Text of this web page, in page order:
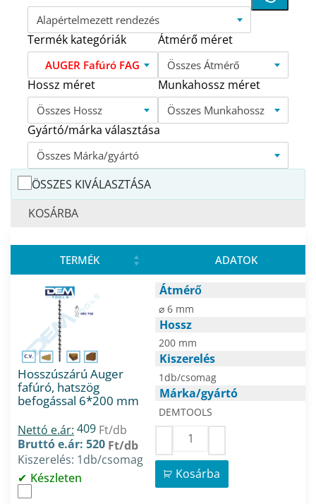
Alapértelmezett rendezés
Termék kategóriák
AUGER Fafúró FAG
Átmérő méret
Összes Átmérő
Hossz méret
Összes Hossz
Munkahossz méret
Összes Munkahossz
Gyártó/márka választása
Összes Márka/gyártó
ÖSSZES KIVÁLASZTÁSA
KOSÁRBA
TERMÉK ADATOK
Hosszúszárú Auger
fafúró, hatszög
befogással 6*200 mm
Nettó e.ár: 409 Ft/db
Bruttó e.ár: 520 Ft/db
Kiszerelés: 1db/csomag
Készleten
Átmérő
⌀ 6 mm
Hossz
200 mm
Kiszerelés
1db/csomag
Márka/gyártó
DEMTOOLS
Kosárba